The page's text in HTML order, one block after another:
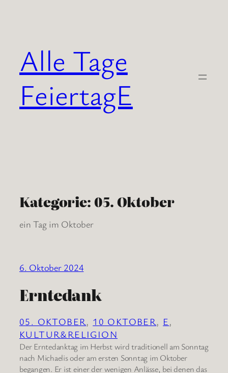
Alle Tage
FeiertagE
Kategorie: 05. Oktober
ein Tag im Oktober
6. Oktober 2024
Erntedank
05. OKTOBER, 10 OKTOBER, E
KULTUR&RELIGION
Der Erntedanktag im Herbst wird traditionell am Sonntag
nach Michaelis oder am ersten Sonntag im Oktober
begangen. Er ist einer der wenigen Anlässe, bei denen das